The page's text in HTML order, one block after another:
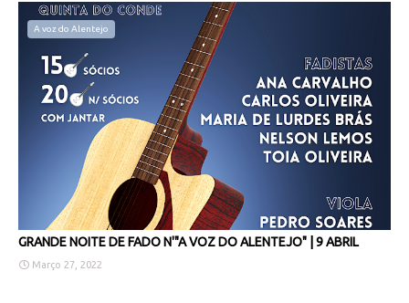
A voz do Alentejo
GRANDE NOITE DE FADO N'"A VOZ DO ALENTEJO" | 9 ABRIL
Março 27, 2022